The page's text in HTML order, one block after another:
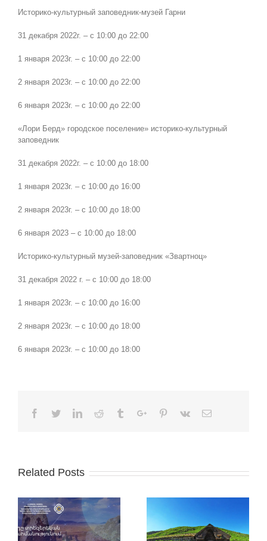
Историко-культурный заповедник-музей Гарни
31 декабря 2022г. – с 10:00 до 22:00
1 января 2023г. – с 10:00 до 22:00
2 января 2023г. – с 10:00 до 22:00
6 января 2023г. – с 10:00 до 22:00
«Лори Берд» городское поселение» историко-культурный
заповедник
31 декабря 2022г. – с 10:00 до 18:00
1 января 2023г. – с 10:00 до 16:00
2 января 2023г. – с 10:00 до 18:00
6 января 2023 – с 10:00 до 18:00
Историко-культурный музей-заповедник «Звартноц»
31 декабря 2022 г. – с 10:00 до 18:00
1 января 2023г. – с 10:00 до 16:00
2 января 2023г. – с 10:00 до 18:00
6 января 2023г. – с 10:00 до 18:00
Facebook
TwitterLinkedinReddit TumblrGoogle+Pinterest
Vk Email
Related Posts